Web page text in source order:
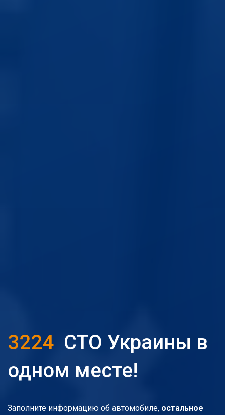
3224 СТО Украины в
одном месте!
Заполните информацию об автомобиле, остальное